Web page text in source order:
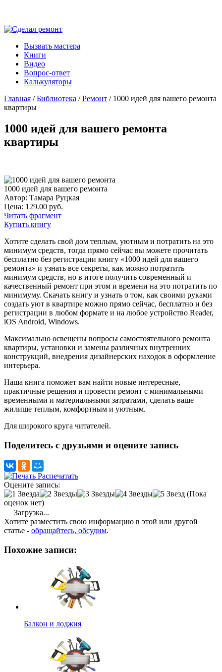
Вызвать мастера
Книги
Видео
Вопрос-ответ
Калькуляторы
Главная /Библиотека /Ремонт / 1000 идей для вашего ремонта
квартиры
1000 идей для вашего ремонта
квартиры
1000 идей для вашего ремонта
Автор: Тамара Руцкая
Цена: 129.00 руб.
Читать фрагмент
Купить книгу
Хотите сделать свой дом теплым, уютным и потратить на это
минимум средств, тогда прямо сейчас вы можете прочитать
бесплатно без регистрации книгу «1000 идей для вашего
ремонта» и узнать все секреты, как можно потратить
минимум средств, но в итоге получить современный и
качественный ремонт при этом и времени на это потратить по
минимуму. Скачать книгу и узнать о том, как своими руками
создать уют в квартире можно прямо сейчас, бесплатно и без
регистрации в любом формате и на любое устройство Reader,
iOS Android, Windows.
Максимально освещены вопросы самостоятельного ремонта
квартиры, установки и замены различных внутренних
конструкций, внедрения дизайнерских находок в оформление
интерьера.
Наша книга поможет вам найти новые интересные,
практичные решения и провести ремонт с минимальными
временными и материальными затратами, сделать ваше
жилище теплым, комфортным и уютным.
Для широкого круга читателей.
Поделитесь с друзьями и оцените запись
Распечатать
Оцените запись:
(Пока
оценок нет)
Загрузка...
Хотите разместить свою информацию в этой или другой
статье - обращайтесь, обсудим.
Похожие записи:
Балкон и лоджия